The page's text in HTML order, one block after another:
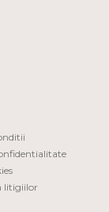
litigiilor